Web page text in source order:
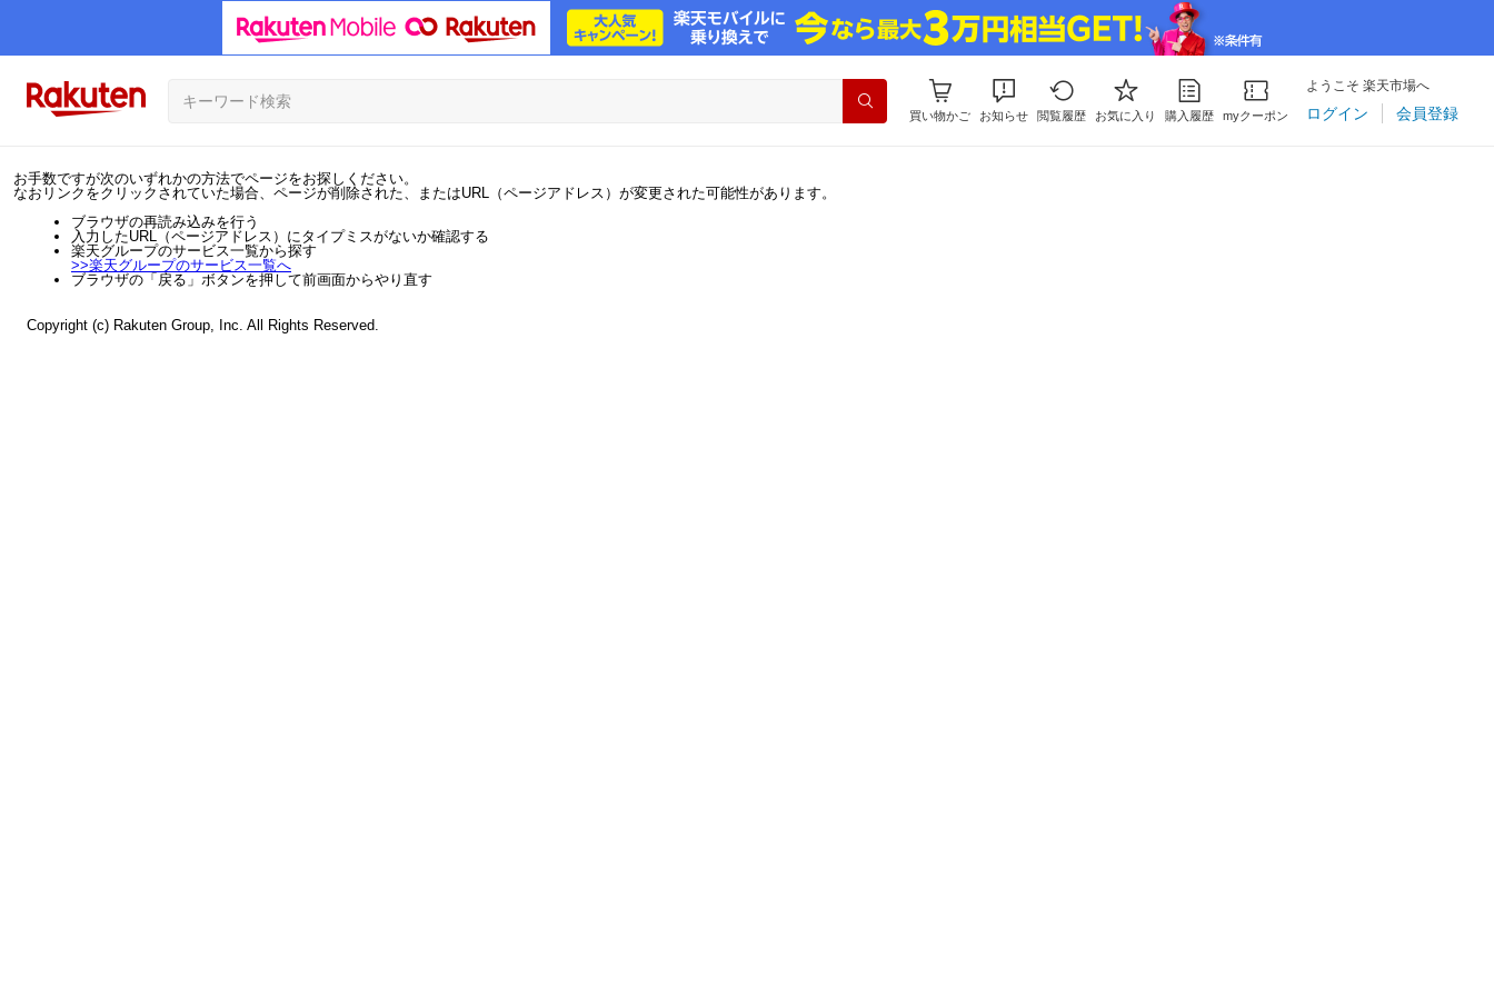
買い物かご お知らせ 閲覧履歴 お気に入り 購入履歴 myクーポン
ようこそ 楽天市場へ
ログイン 会員登録
お手数ですが次のいずれかの方法でページをお探しください。
なおリンクをクリックされていた場合、ページが削除された、またはURL（ページアドレス）が変更された可能性があります。
ブラウザの再読み込みを行う
入力したURL（ページアドレス）にタイプミスがないか確認する
楽天グループのサービス一覧から探す
>>楽天グループのサービス一覧へ
ブラウザの「戻る」ボタンを押して前画面からやり直す
Copyright (c) Rakuten Group, Inc. All Rights Reserved.